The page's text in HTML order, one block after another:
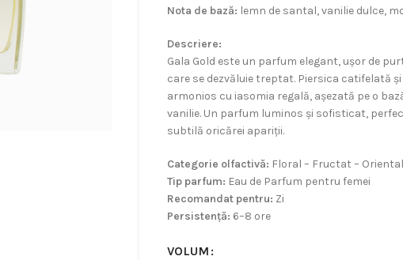
Nota de bază: lemn de santal, vanilie dulce,
Descriere:
Gala Gold este un parfum elegant, ușor de
care se dezvăluie treptat. Piersica catifelată
armonios cu iasomia regală, așezată pe o
vanilie. Un parfum luminos și sofisticat,
subtilă oricărei apariții.
Categorie olfactivă: Floral – Fructat – Oriental
Tip parfum: Eau de Parfum pentru femei
Recomandat pentru: Zi
Persistență: 6–8 ore
VOLUM